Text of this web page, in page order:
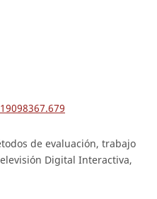
de evaluación, trabajo
Digital Interactiva,